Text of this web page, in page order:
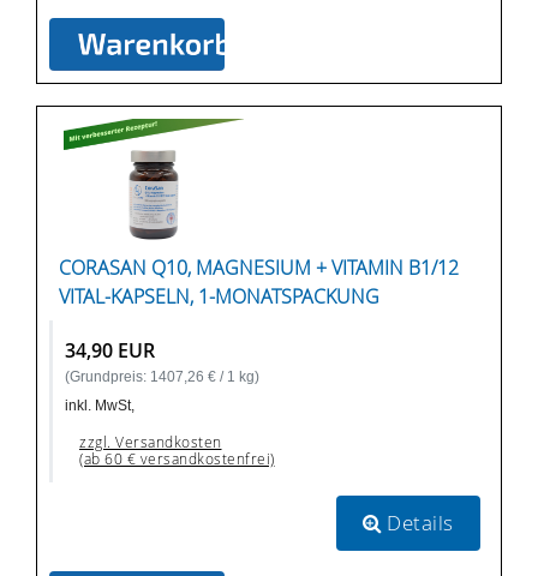
CORASAN Q10, MAGNESIUM + VITAMIN B1/12
VITAL-KAPSELN, 1-MONATSPACKUNG
34,90 EUR
(Grundpreis: 1407,26 € / 1 kg)
inkl. MwSt,
zzgl. Versandkosten
(ab 60 € versandkostenfrei)
Details